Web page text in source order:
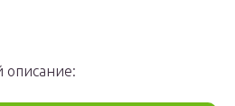
описание: